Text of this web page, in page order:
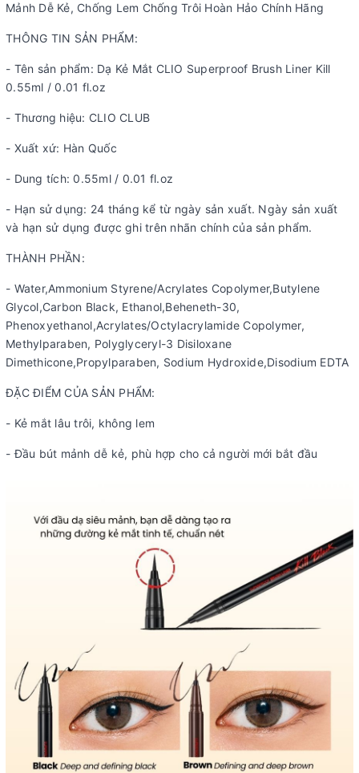
Mảnh Dễ Kẻ, Chống Lem Chống Trôi Hoàn Hảo Chính Hãng
THÔNG TIN SẢN PHẨM:
- Tên sản phẩm: Dạ Kẻ Mắt CLIO Superproof Brush Liner Kill
0.55ml / 0.01 fl.oz
- Thương hiệu: CLIO CLUB
- Xuất xứ: Hàn Quốc
- Dung tích: 0.55ml / 0.01 fl.oz
- Hạn sử dụng: 24 tháng kể từ ngày sản xuất. Ngày sản xuất
và hạn sử dụng được ghi trên nhãn chính của sản phẩm.
THÀNH PHẦN:
- Water,Ammonium Styrene/Acrylates Copolymer,Butylene
Glycol,Carbon Black, Ethanol,Beheneth-30,
Phenoxyethanol,Acrylates/Octylacrylamide Copolymer,
Methylparaben, Polyglyceryl-3 Disiloxane
Dimethicone,Propylparaben, Sodium Hydroxide,Disodium EDTA
ĐẶC ĐIỂM CỦA SẢN PHẨM:
- Kẻ mắt lâu trôi, không lem
- Đầu bút mảnh dễ kẻ, phù hợp cho cả người mới bắt đầu